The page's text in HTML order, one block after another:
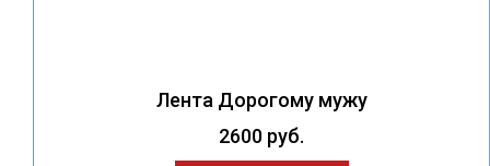
Лента Дорогому мужу
2600 руб.